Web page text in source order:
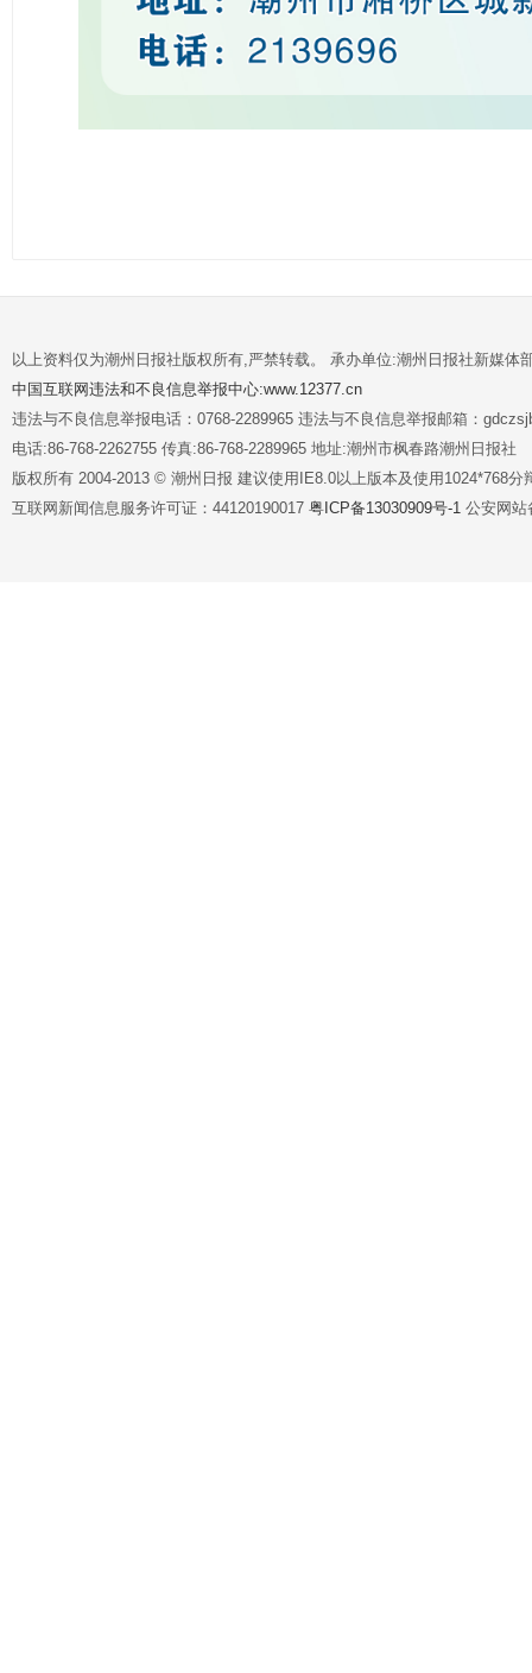
以上资料仅为潮州日报社版权所有,严禁转载。 承办单位:潮州日报社新媒体
中国互联网违法和不良信息举报中心:www.12377.cn
违法与不良信息举报电话：0768-2289965 违法与不良信息举报邮箱：
电话:86-768-2262755 传真:86-768-2289965 地址:潮州市枫春路潮州日报社
版权所有 2004-2013 © 潮州日报 建议使用IE8.0以上版本及使用1024*768分
互联网新闻信息服务许可证：44120190017 粤ICP备13030909号-1 公安网站